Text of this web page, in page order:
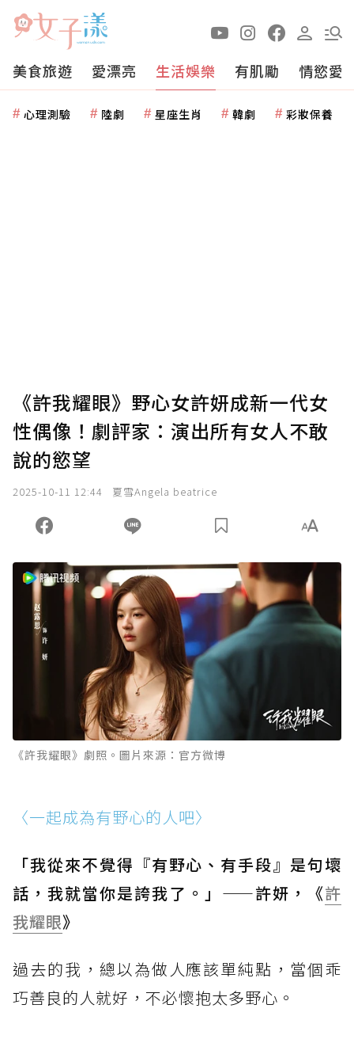
美食旅遊 愛漂亮 生活娛樂 有肌勵 情慾愛
心理測驗 陸劇 星座生肖 韓劇 彩妝保養
《許我耀眼》野心女許妍成新一代女
性偶像！劇評家：演出所有女人不敢
說的慾望
2025-10-11 12:44 夏雪Angela beatrice
《許我耀眼》劇照。圖片來源：官方微博
〈一起成為有野心的人吧〉
「我從來不覺得『有野心、有手段』是句壞
話，我就當你是誇我了。」——許妍，《許
我耀眼》
過去的我，總以為做人應該單純點，當個乖
巧善良的人就好，不必懷抱太多野心。